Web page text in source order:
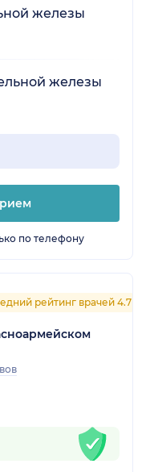
железы
железы
по телефону
рейтинг врачей 4.7